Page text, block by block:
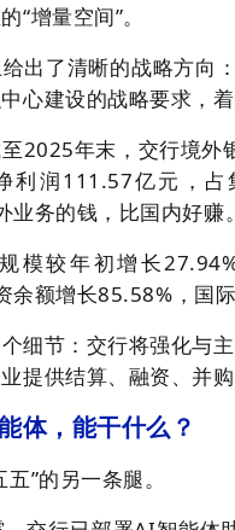
“增量空间”。
出了清晰的战略方向
心建设的战略要求，
2025年末，交行境
利润111.57亿元，
务的钱，比国内好赚。
模较年初增长
余额增长85.58%，国
细节：交行将强化
供结算、融资、并购
体，能干什么？
”的另一条腿。